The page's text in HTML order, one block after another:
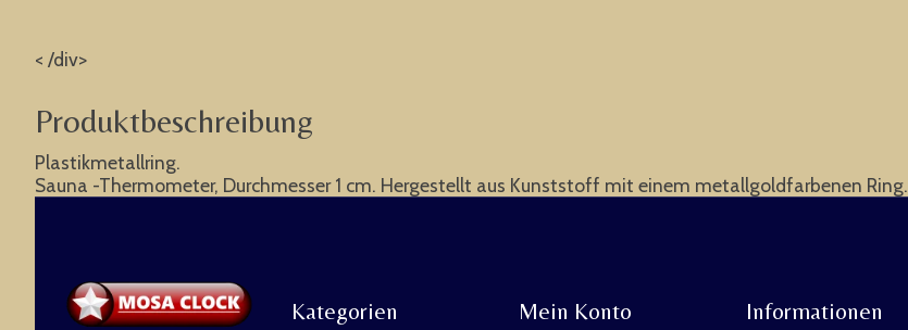
< /div>
Produktbeschreibung
Plastikmetallring.
Sauna -Thermometer, Durchmesser 1 cm. Hergestellt aus Kunststoff mit einem metallgoldfarbenen Ring.
Kategorien Mein Konto Informationen